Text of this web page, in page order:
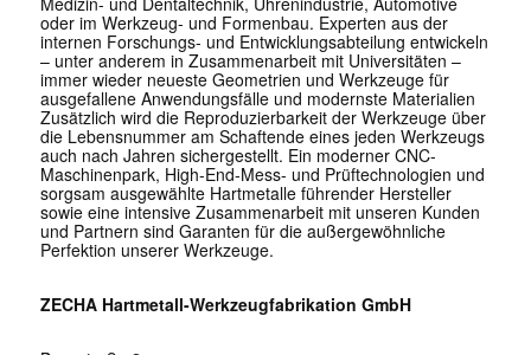
oder im Werkzeug- und Formenbau. Experten aus der
internen Forschungs- und Entwicklungsabteilung entwickeln
– unter anderem in Zusammenarbeit mit Universitäten –
immer wieder neueste Geometrien und Werkzeuge für
ausgefallene Anwendungsfälle und modernste Materialien
Zusätzlich wird die Reproduzierbarkeit der Werkzeuge über
die Lebensnummer am Schaftende eines jeden Werkzeugs
auch nach Jahren sichergestellt. Ein moderner CNC-
Maschinenpark, High-End-Mess- und Prüftechnologien und
sorgsam ausgewählte Hartmetalle führender Hersteller
sowie eine intensive Zusammenarbeit mit unseren Kunden
und Partnern sind Garanten für die außergewöhnliche
Perfektion unserer Werkzeuge.
ZECHA Hartmetall-Werkzeugfabrikation GmbH